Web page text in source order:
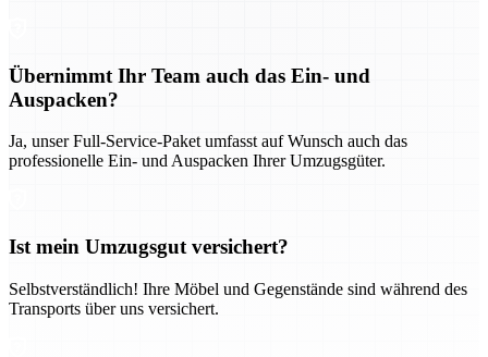
Übernimmt Ihr Team auch das Ein- und
Auspacken?
Ja, unser Full-Service-Paket umfasst auf Wunsch auch das
professionelle Ein- und Auspacken Ihrer Umzugsgüter.
Ist mein Umzugsgut versichert?
Selbstverständlich! Ihre Möbel und Gegenstände sind während des
Transports über uns versichert.